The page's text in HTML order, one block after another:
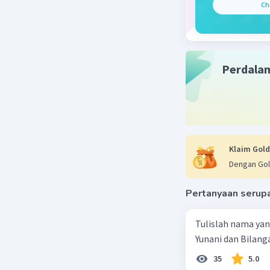
tarik
larut
Klaim
Dengan
Pertanyaan
Tulislah nama
Yunani dan
35 5.0